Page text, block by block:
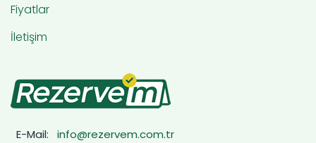
Fiyatlar
İletişim
E-Mail:
info@rezervem.com.tr